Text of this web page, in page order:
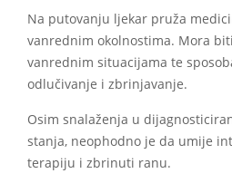
Na putovanju ljekar pruža
vanrednim okolnostima. Mora
vanrednim situacijama te
odlučivanje i zbrinjavanje.
Osim snalaženja u
stanja, neophodno je da umije
terapiju i zbrinuti ranu.